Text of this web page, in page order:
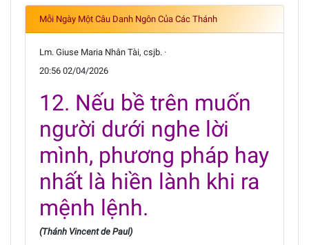
Mỗi Ngày Một Câu Danh Ngôn Của Các Thánh
Lm. Giuse Maria Nhân Tài, csjb. ·
20:56 02/04/2026
12. Nếu bề trên muốn
người dưới nghe lời
mình, phương pháp hay
nhất là hiền lành khi ra
mệnh lệnh.
(Thánh Vincent de Paul)